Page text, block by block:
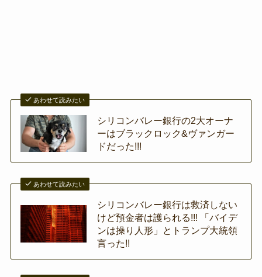
あわせて読みたい
シリコンバレー銀行の2大オーナ
ーはブラックロック&ヴァンガー
ドだった!!!
あわせて読みたい
シリコンバレー銀行は救済しない
けど預金者は護られる!!! 「バイデ
ンは操り人形」とトランプ大統領
言った!!